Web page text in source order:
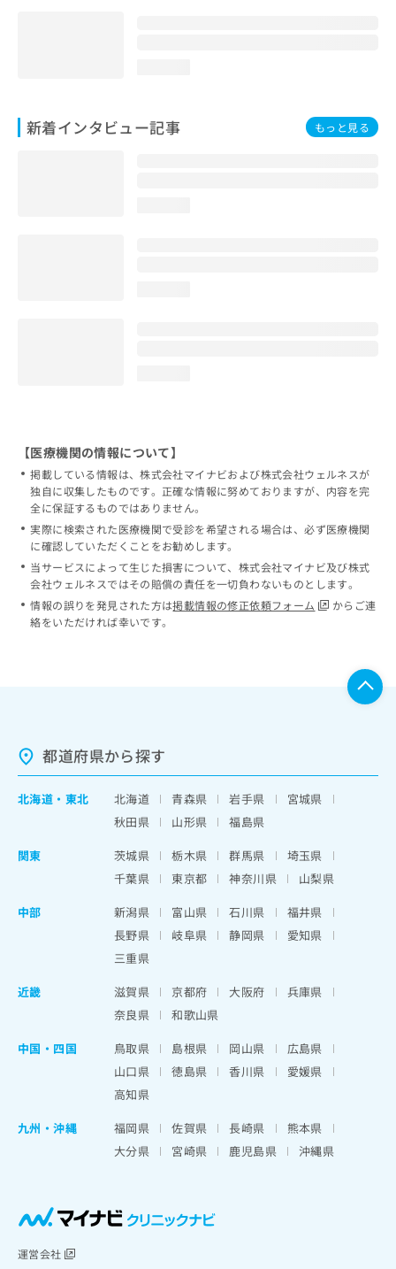
新着インタビュー記事 もっと見る
【医療機関の情報について】
掲載している情報は、株式会社マイナビおよび株式会社ウェルネスが
独自に収集したものです。正確な情報に努めておりますが、内容を完
全に保証するものではありません。
実際に検索された医療機関で受診を希望される場合は、必ず医療機関
に確認していただくことをお勧めします。
当サービスによって生じた損害について、株式会社マイナビ及び株式
会社ウェルネスではその賠償の責任を一切負わないものとします。
情報の誤りを発見された方は掲載情報の修正依頼フォーム
からご連
絡をいただければ幸いです。
都道府県から探す
北海道 ・ 東北 北海道 青森県 岩手県
宮城県
秋田県
山形県
福島県
関東
茨城県 栃木県 群馬県
埼玉県
千葉県
東京都 神奈川県
山梨県
中部
新潟県 富山県 石川県
福井県
長野県
岐阜県 静岡県
愛知県
三重県
近畿
滋賀県 京都府 大阪府
兵庫県
奈良県
和歌山県
中国・四国
鳥取県 島根県 岡山県
広島県
山口県
徳島県 香川県
愛媛県
高知県
九州・沖縄
福岡県 佐賀県 長崎県
熊本県
大分県
宮崎県 鹿児島県 沖縄県
運営会社